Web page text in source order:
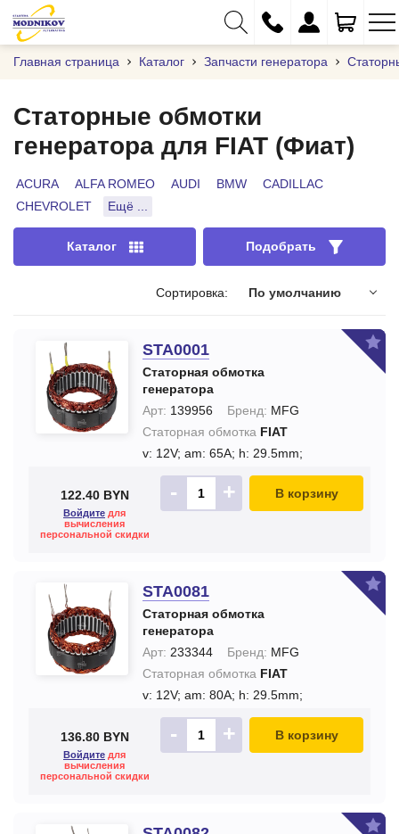
+375 (29) 333-01-01
+375 (17) 373-97-09
info@modnikov.com
Главная страница Каталог Запчасти генератора
Статорные обмотки
генератора для FIAT (Фиат)
ACURA ALFA ROMEO AUDI BMW
CADILLAC
CHEVROLET
Ещё ...
Каталог Подобрать
Сортировка: По умолчанию
STA0001
Статорная обмотка
генератора
Арт: 139956 Бренд: MFG
Статорная обмотка FIAT
v: 12V; am: 65A; h: 29.5mm;
122.40 BYN
Войдите для
вычисления
персональной скидки
- + В корзину
STA0081
Статорная обмотка
генератора
Арт: 233344 Бренд: MFG
Статорная обмотка FIAT
v: 12V; am: 80A; h: 29.5mm;
136.80 BYN
Войдите для
вычисления
персональной скидки
- + В корзину